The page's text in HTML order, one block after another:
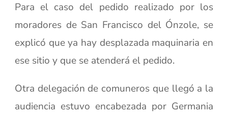
Para el caso del pedido realizado por los
moradores de San Francisco del Ónzole, se
explicó que ya hay desplazada maquinaria en
ese sitio y que se atenderá el pedido.
Otra delegación de comuneros que llegó a la
audiencia estuvo encabezada por Germania